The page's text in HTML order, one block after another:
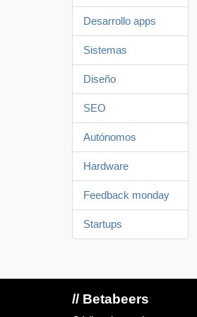
Desarrollo apps
Sistemas
Diseño
SEO
Autónomos
Hardware
Feedback monday
Startups
// Betabeers